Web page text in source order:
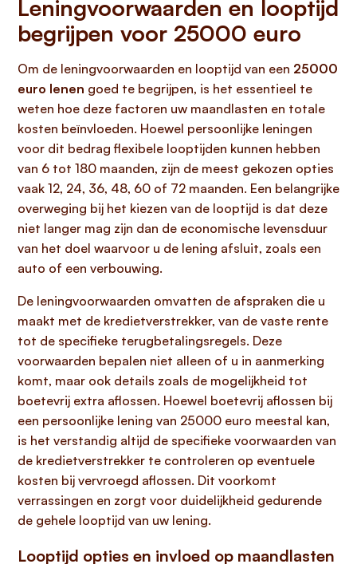
Leningvoorwaarden en looptijd
begrijpen voor 25000 euro
Om de leningvoorwaarden en looptijd van een 25000
euro lenen goed te begrijpen, is het essentieel te
weten hoe deze factoren uw maandlasten en totale
kosten beïnvloeden. Hoewel persoonlijke leningen
voor dit bedrag flexibele looptijden kunnen hebben
van 6 tot 180 maanden, zijn de meest gekozen opties
vaak 12, 24, 36, 48, 60 of 72 maanden. Een belangrijke
overweging bij het kiezen van de looptijd is dat deze
niet langer mag zijn dan de economische levensduur
van het doel waarvoor u de lening afsluit, zoals een
auto of een verbouwing.
De leningvoorwaarden omvatten de afspraken die u
maakt met de kredietverstrekker, van de vaste rente
tot de specifieke terugbetalingsregels. Deze
voorwaarden bepalen niet alleen of u in aanmerking
komt, maar ook details zoals de mogelijkheid tot
boetevrij extra aflossen. Hoewel boetevrij aflossen bij
een persoonlijke lening van 25000 euro meestal kan,
is het verstandig altijd de specifieke voorwaarden van
de kredietverstrekker te controleren op eventuele
kosten bij vervroegd aflossen. Dit voorkomt
verrassingen en zorgt voor duidelijkheid gedurende
de gehele looptijd van uw lening.
Looptijd opties en invloed op maandlasten